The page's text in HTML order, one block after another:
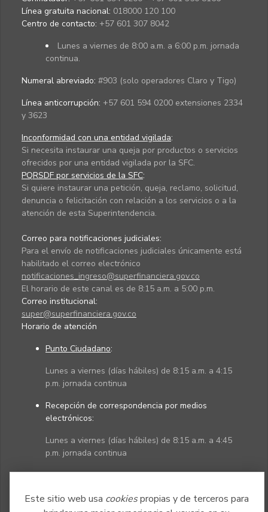
Este sitio web usa cookiespropias y de terceros para
Línea gratuita nacional: 018000 120 100
Centro de contacto: +57 601 307 8042
Lunes a viernes de 8:00 a.m. a 6:00 p.m. jornada
continua.
Numeral abreviado: #903 (solo operadores Claro y Tigo)
Línea anticorrupción: +57 601 594 0200 extensiones 2334
y 3623
Inconformidad con una entidad vigilada:
Si necesita instaurar una queja por productos o servicios
ofrecidos por una entidad vigilada por la SFC.
PQRSDF por servicios de la SFC:
Si quiere instaurar una petición, queja, reclamo, solicitud,
denuncia o felicitación con relación a los servicios o a la
atención de esta Superintendencia.
Correo para notificaciones judiciales:
Para el envío de notificaciones judiciales únicamente está
habilitado el correo electrónico
notificaciones_ingreso@superfinanciera.gov.co
El horario de este canal es de 8:15 a.m. a 5:00 p.m.
Correo institucional:
super@superfinanciera.gov.co
Horario de atención
Punto Ciudadano:
Lunes a viernes (días hábiles) de 8:15 a.m. a 4:15
p.m. jornada continua
Recepción de correspondencia por medios
electrónicos:
Lunes a viernes (días hábiles) de 8:15 a.m. a 4:45
p.m. jornada continua